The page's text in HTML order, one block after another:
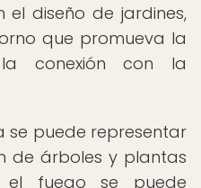
el diseño de jardines,
que promueva la
conexión con la
se puede representar
de árboles y plantas
el fuego se puede